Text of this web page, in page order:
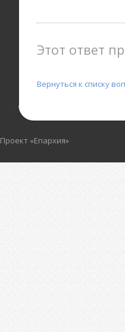
Этот ответ
Вернуться к списку
«Епархия»